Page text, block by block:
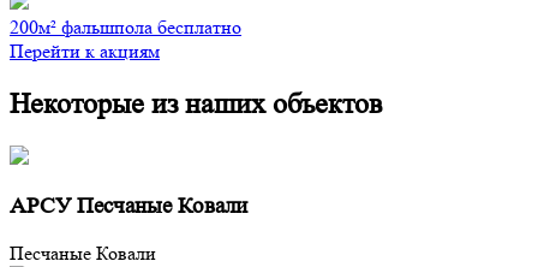
200м² фальшпола бесплатно
Перейти к акциям
Некоторые из наших объектов
АРСУ Песчаные Ковали
Песчаные Ковали